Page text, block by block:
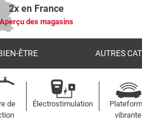
2x en France
Aperçu des magasins
ÊTRE AUTRES
de
Électrostimulation
vibrante